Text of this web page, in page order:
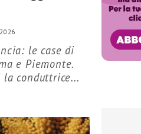
le case di
e Piemonte.
la conduttrice...